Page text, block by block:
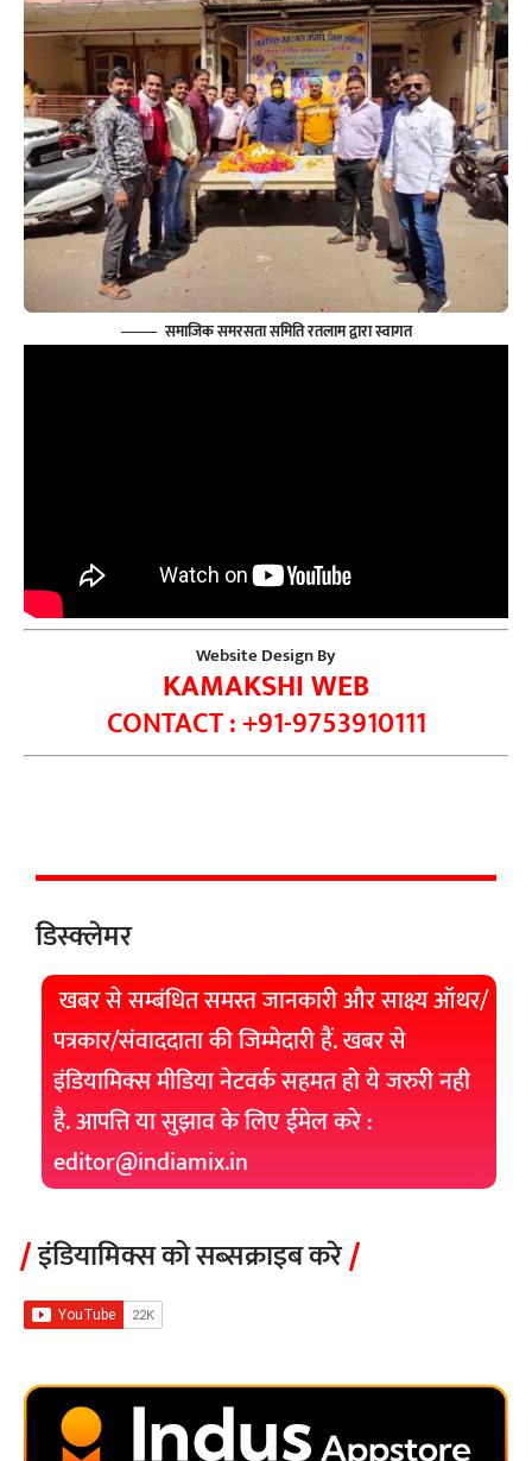
समाजिक समरसता समिति रतलाम द्वारा स्वागत
Website Design By
KAMAKSHI WEB
CONTACT : +91-9753910111
डिस्क्लेमर
खबर से सम्बंधित समस्त जानकारी और साक्ष्य ऑथर/
पत्रकार/संवाददाता की जिम्मेदारी हैं. खबर से
इंडियामिक्स मीडिया नेटवर्क सहमत हो ये जरुरी नही
है. आपत्ति या सुझाव के लिए ईमेल करे :
editor@indiamix.in
इंडियामिक्स को सब्सक्राइब करे